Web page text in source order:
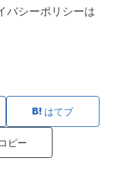
バシーポリシーは
はてブ
コピー